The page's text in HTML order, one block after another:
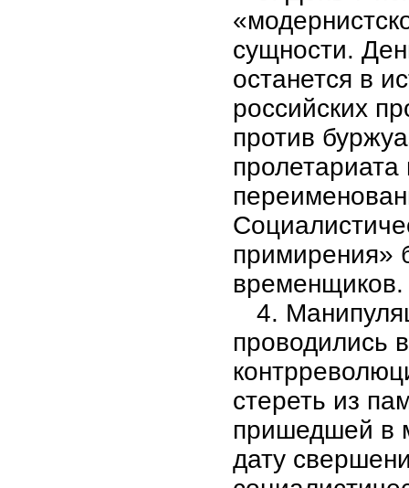
сущности.
останется в
российских
против
примирения»
временщиков.
4.
проводились
стереть из
пришедшей в
дату